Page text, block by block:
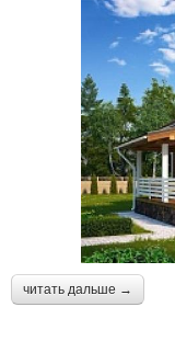
читать дальше →